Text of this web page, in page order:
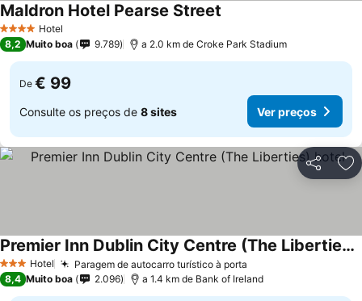
4 EstrelasHotel
Maldron Hotel Pearse Street
8,2 Muito boa 9.789 a 2.0 km de Croke Park Stadium
De € 99
Consulte os preços de 8 sites Ver preços
Partilhar
3 EstrelasHotel Paragem de autocarro turístico à porta
Premier Inn Dublin City Centre (The Liberties) hotel
8,4 Muito boa 2.096 a 1.4 km de Bank of Ireland